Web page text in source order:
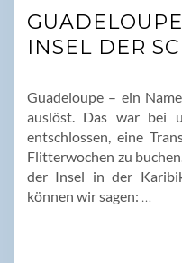
INSEL DER
Guadeloupe – ein
auslöst. Das war bei
entschlossen, eine
Flitterwochen zu
der Insel in der
können wir sagen: …